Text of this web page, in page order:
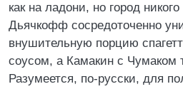
как на ладони, но город
Дьячкофф сосредоточенно
внушительную порцию
соусом, а Камакин с Чумаком
Разумеется, по-русски, для